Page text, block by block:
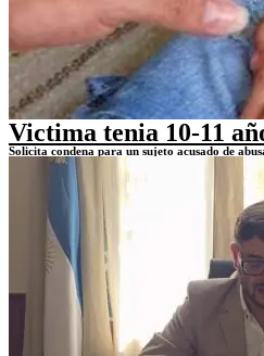
Victima tenia 10-11
Solicita condena para un sujeto acusado de